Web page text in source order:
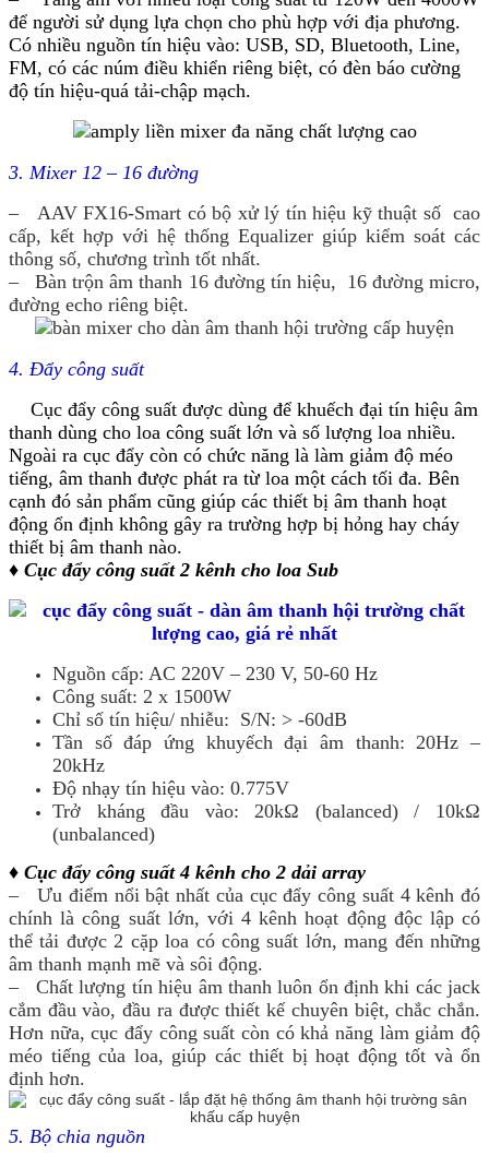
để người sử dụng lựa chọn cho phù hợp với địa phương.
Có nhiều nguồn tín hiệu vào: USB, SD, Bluetooth, Line,
FM, có các núm điều khiển riêng biệt, có đèn báo cường
độ tín hiệu-quá tải-chập mạch.
3. Mixer 12 – 16 đường
– AAV FX16-Smart có bộ xử lý tín hiệu kỹ thuật số cao
cấp, kết hợp với hệ thống Equalizer giúp kiểm soát các
thông số, chương trình tốt nhất.
– Bàn trộn âm thanh 16 đường tín hiệu, 16 đường micro,
đường echo riêng biệt.
4. Đẩy công suất
Cục đẩy công suất được dùng để khuếch đại tín hiệu âm
thanh dùng cho loa công suất lớn và số lượng loa nhiều.
Ngoài ra cục đẩy còn có chức năng là làm giảm độ méo
tiếng, âm thanh được phát ra từ loa một cách tối đa. Bên
cạnh đó sản phẩm cũng giúp các thiết bị âm thanh hoạt
động ổn định không gây ra trường hợp bị hỏng hay cháy
thiết bị âm thanh nào.
♦ Cục đẩy công suất 2 kênh cho loa Sub
Nguồn cấp: AC 220V – 230 V, 50-60 Hz
Công suất: 2 x 1500W
Chỉ số tín hiệu/ nhiễu: S/N: > -60dB
Tần số đáp ứng khuyếch đại âm thanh: 20Hz –
20kHz
Độ nhạy tín hiệu vào: 0.775V
Trở kháng đầu vào: 20kΩ (balanced) / 10kΩ
(unbalanced)
♦ Cục đẩy công suất 4 kênh cho 2 dải array
– Ưu điểm nổi bật nhất của cục đẩy công suất 4 kênh đó
chính là công suất lớn, với 4 kênh hoạt động độc lập có
thể tải được 2 cặp loa có công suất lớn, mang đến những
âm thanh mạnh mẽ và sôi động.
– Chất lượng tín hiệu âm thanh luôn ổn định khi các jack
cắm đầu vào, đầu ra được thiết kế chuyên biệt, chắc chắn.
Hơn nữa, cục đẩy công suất còn có khả năng làm giảm độ
méo tiếng của loa, giúp các thiết bị hoạt động tốt và ổn
định hơn.
5. Bộ chia nguồn